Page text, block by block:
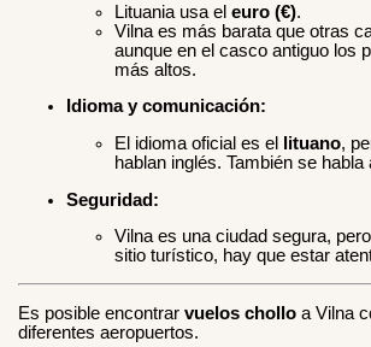
Lituania usa el euro (€).
Vilna es más barata que otras
aunque en el casco antiguo los
más altos.
Idioma y comunicación:
El idioma oficial es el
lituano,
hablan inglés. También se habla
Seguridad:
Vilna es una ciudad segura,
sitio turístico, hay que estar
Es posible encontrar vuelos chollo a Vilna
diferentes aeropuertos.